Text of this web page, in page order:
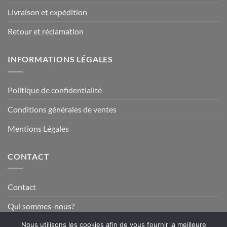
Livraison et expédition
Retour et réclamation
INFORMATIONS LÉGALES
Politique de confidentialité
Conditions générales de ventes
Mentions Légales
CONTACT
Contact
Qui sommes-nous?
Nous utilisons les cookies afin de vous fournir la meilleure